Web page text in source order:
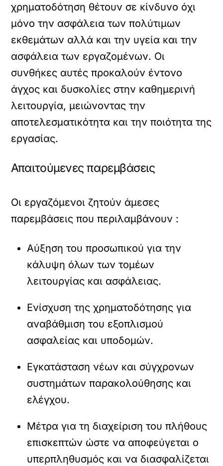
χρηματοδότηση θέτουν σε κίνδυνο όχι
μόνο την ασφάλεια των πολύτιμων
εκθεμάτων αλλά και την υγεία και την
ασφάλεια των εργαζομένων. Οι
συνθήκες αυτές προκαλούν έντονο
άγχος και δυσκολίες στην καθημερινή
λειτουργία, μειώνοντας την
αποτελεσματικότητα και την ποιότητα της
εργασίας.
Απαιτούμενες παρεμβάσεις
Οι εργαζόμενοι ζητούν άμεσες
παρεμβάσεις που περιλαμβάνουν :
Αύξηση του προσωπικού για την
κάλυψη όλων των τομέων
λειτουργίας και ασφάλειας.
Ενίσχυση της χρηματοδότησης για
αναβάθμιση του εξοπλισμού
ασφαλείας και υποδομών.
Εγκατάσταση νέων και σύγχρονων
συστημάτων παρακολούθησης και
ελέγχου.
Μέτρα για τη διαχείριση του πλήθους
επισκεπτών ώστε να αποφεύγεται ο
υπερπληθυσμός και να διασφαλίζεται